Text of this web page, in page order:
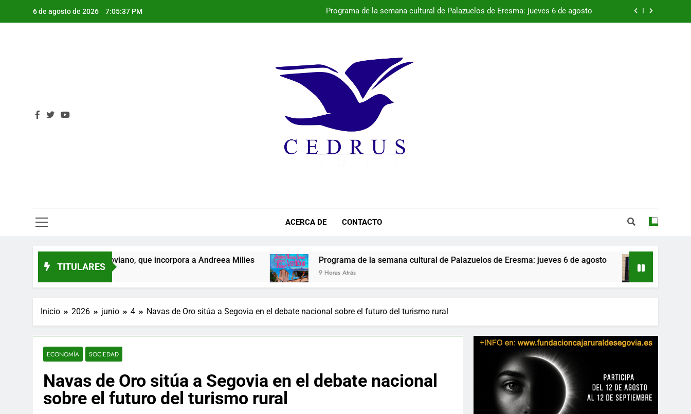
6 de agosto de 2026 7:05:38 PM
Que nadie se quede sin abrazos
María Sanroma y Lorena García renuevan con El Cochinillo Segoviano, que incorpora a Andreea Milies
Programa de la semana cultural de Palazuelos de Eresma: jueves 6 de agosto
Prádena acogerá el segundo festival ‘Entre Teclas y Montañas’, que se va a desarrollar el 15 de agosto con
ACERCA DE CONTACTO
TITULARES
Segoviano, que incorpora a Andreea Milies Programa de la semana cultural de Palazuelos de Eresma: jueves 6 de agosto
9 Horas Atrás
Que nadie se quede
1 Día Atrás
Inicio 2026 junio 4 Navas de Oro sitúa a Segovia en el debate nacional sobre el futuro del turismo rural
ECONOMÍA SOCIEDAD
Navas de Oro sitúa a Segovia en el debate nacional
sobre el futuro del turismo rural